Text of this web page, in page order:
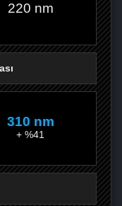
220 nm
310 nm
+ %41